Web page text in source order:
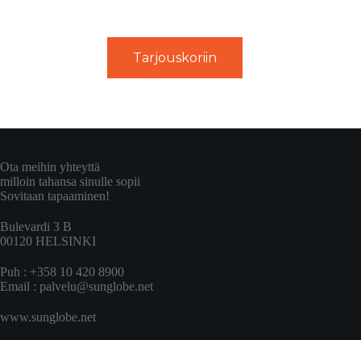
Tarjouskoriin
Ota meihin yhteyttä
milloin tahansa sinulle sopii
Sovitaan tapaaminen!
Bulevardi 3 B
00120 HELSINKI
Puh : +358 10 420 8900
Email : palvelu@sunglobe.net
www.sunglobe.net